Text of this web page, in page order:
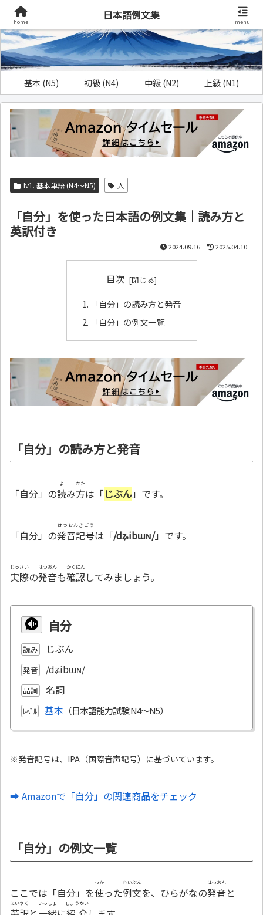
基本 (N5) 初級 (N4) 中級 (N2) 上級 (N1)
lv1. 基本単語 (N4～N5) 人
「自分」を使った日本語の例文集｜読み方と
英訳付き
2024.09.16 2025.04.10
目次
「自分」の読み方と発音
「自分」の例文一覧
「自分」の読み方と発音
「自分」の読
よ
み方
かた
は「じぶん」です。
「自分」の発音記号
はつおんきごう
は「/dʑibɯɴ/」です。
実際
じっさい
の発音
はつおん
も確認
かくにん
してみましょう。
自分
読み じぶん
発音 /dʑibɯɴ/
品詞 名詞
ﾚﾍﾞﾙ 基本
※発音記号は、IPA（国際音声記号）に基づいています。
➡ Amazonで「自分」の関連商品をチェック
「自分」の例文一覧
ここでは「自分」を使
つか
った例文
れいぶん
を、ひらがなの発音
はつおん
と
えいやく いっしょ しょうかい
home
日本語例文集
menu